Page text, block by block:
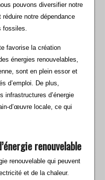
pouvons diversifier notre
notre dépendance
fossiles.
favorise la création
énergies renouvelables,
sont en plein essor et
d’emploi. De plus,
infrastructures d’énergie
d’œuvre locale, ce qui
renouvelable
renouvelable qui peuvent
et de la chaleur.